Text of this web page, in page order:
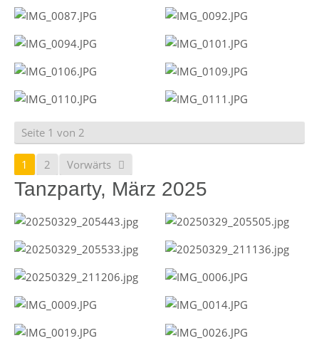
Seite 1 von 2
1 2 Vorwärts
Tanzparty, März 2025